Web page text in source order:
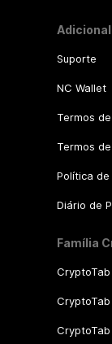
Adicional
Suporte
NC Wallet
Termos
Termos
Política
Diário de
Família
CryptoTab
CryptoTab
CryptoTab